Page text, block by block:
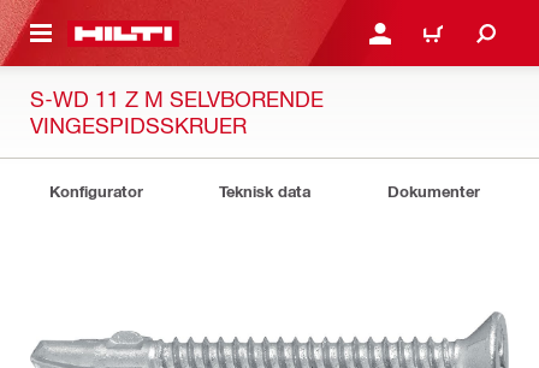
HOVEDINDHOLD LOG IND ELLER
INDKØBSKURV
S-WD 11 Z M SELVBORENDE
VINGESPIDSSKRUER
Konfigurator Teknisk data Dokumenter